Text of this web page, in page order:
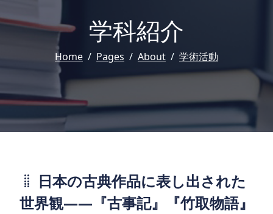
学科紹介
Home Pages About 学術活動
日本の古典作品に表し出された
世界観――『古事記』『竹取物語』